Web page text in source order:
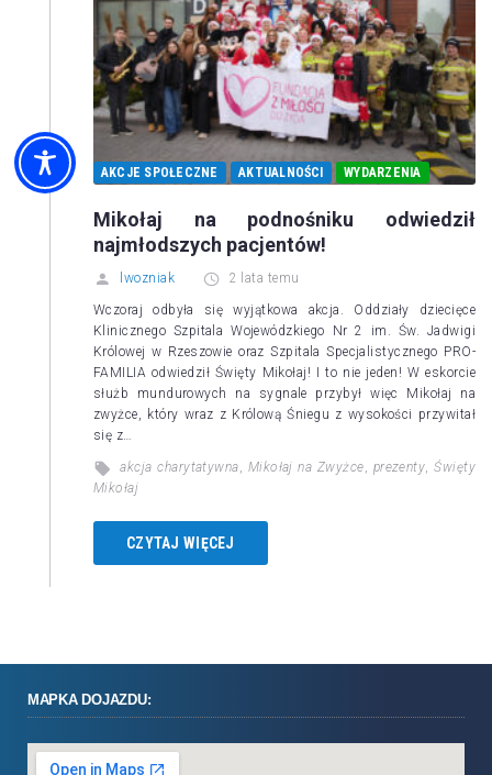
AKCJE SPOŁECZNE AKTUALNOŚCI WYDARZENIA
Mikołaj na podnośniku odwiedził
najmłodszych pacjentów!
lwozniak 2 lata temu
Wczoraj odbyła się wyjątkowa akcja. Oddziały dziecięce
Klinicznego Szpitala Wojewódzkiego Nr 2 im. Św. Jadwigi
Królowej w Rzeszowie oraz Szpitala Specjalistycznego PRO-
FAMILIA odwiedził Święty Mikołaj! I to nie jeden! W eskorcie
służb mundurowych na sygnale przybył więc Mikołaj na
zwyżce, który wraz z Królową Śniegu z wysokości przywitał
się z…
akcja charytatywna, Mikołaj na Zwyżce, prezenty,Święty
Mikołaj
CZYTAJ WIĘCEJ
MAPKA DOJAZDU: